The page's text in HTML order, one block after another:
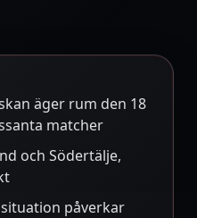
äger rum den 18
matcher
och Södertälje,
påverkar